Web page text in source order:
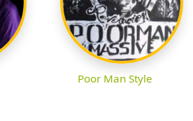
Poor Man Style